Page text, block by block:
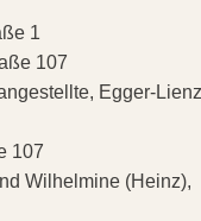
1
107
Egger-
107
Wilhelmine (Heinz),